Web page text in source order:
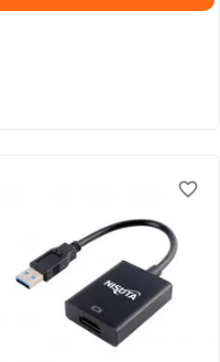
favorite_border
favorite_border